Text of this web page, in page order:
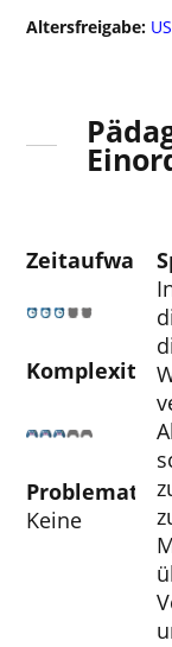
Altersfreigabe:
Zeitaufwand
Komplexität
Keine